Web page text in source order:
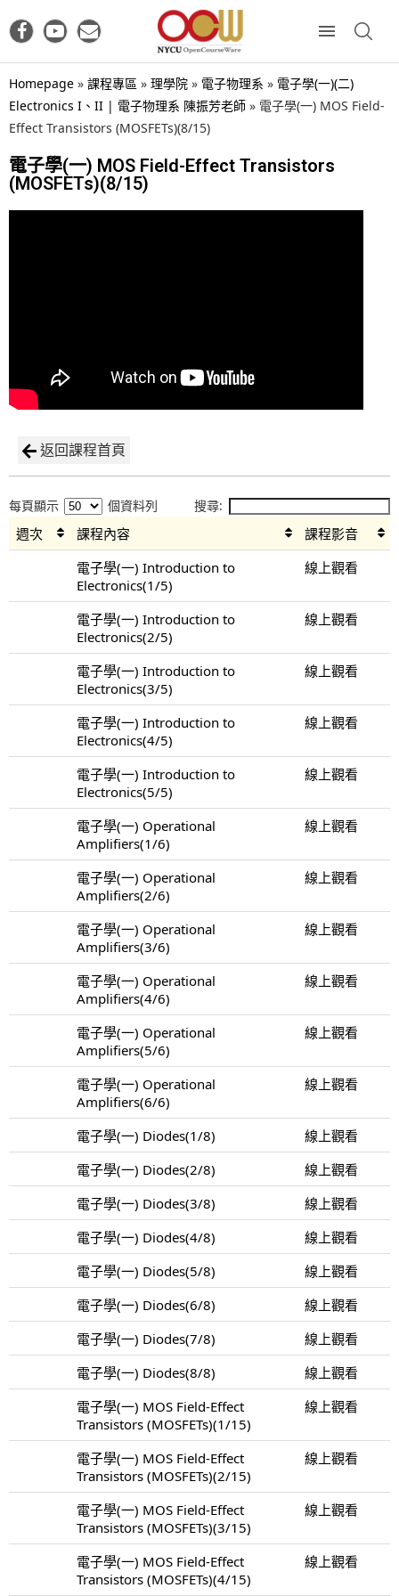
Homepage » 課程專區 » 理學院 » 電子物理系 » 電子學(一)(二)
Electronics I、II | 電子物理系 陳振芳老師 » 電子學(一) MOS Field-
Effect Transistors (MOSFETs)(8/15)
電子學(一) MOS Field-Effect Transistors
(MOSFETs)(8/15)
返回課程首頁
每頁顯示 個資料列 搜尋:
週次 課程內容
課程影音
電子學(一) Introduction to
Electronics(1/5)
線上觀看
電子學(一) Introduction to
Electronics(2/5)
線上觀看
電子學(一) Introduction to
Electronics(3/5)
線上觀看
電子學(一) Introduction to
Electronics(4/5)
線上觀看
電子學(一) Introduction to
Electronics(5/5)
線上觀看
電子學(一) Operational
Amplifiers(1/6)
線上觀看
電子學(一) Operational
Amplifiers(2/6)
線上觀看
電子學(一) Operational
Amplifiers(3/6)
線上觀看
電子學(一) Operational
Amplifiers(4/6)
線上觀看
電子學(一) Operational
Amplifiers(5/6)
線上觀看
電子學(一) Operational
Amplifiers(6/6)
線上觀看
電子學(一) Diodes(1/8)
線上觀看
電子學(一) Diodes(2/8)
線上觀看
電子學(一) Diodes(3/8)
線上觀看
電子學(一) Diodes(4/8)
線上觀看
電子學(一) Diodes(5/8)
線上觀看
電子學(一) Diodes(6/8)
線上觀看
電子學(一) Diodes(7/8)
線上觀看
電子學(一) Diodes(8/8)
線上觀看
電子學(一) MOS Field-Effect
Transistors (MOSFETs)(1/15)
線上觀看
電子學(一) MOS Field-Effect
Transistors (MOSFETs)(2/15)
線上觀看
電子學(一) MOS Field-Effect
Transistors (MOSFETs)(3/15)
線上觀看
電子學(一) MOS Field-Effect
Transistors (MOSFETs)(4/15)
線上觀看